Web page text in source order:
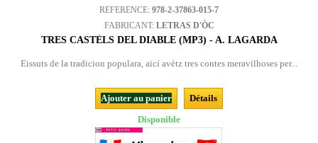
REFERENCE: 978-2-37863-015-7
FABRICANT: LETRAS D'ÒC
TRES CASTÈLS DEL DIABLE (MP3) - A. LAGARDA
Eissuts de la tradicion populara, aicí avètz tres contes meravilhoses per...
Ajouter au panier
Détails
Disponible